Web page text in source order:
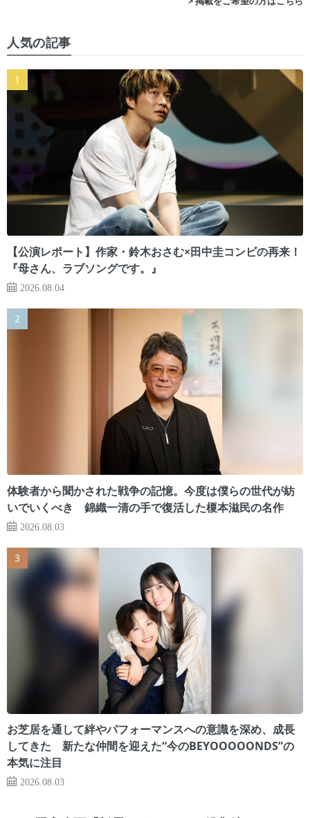
人気の記事
【公演レポート】作家・鈴木おさむ×田中圭コンビの再来！
『母さん、ラブソングです。』
2026.08.04
体験者から聞かされた戦争の記憶。今度は僕らの世代が紡
いでいくべき 錦織一清の手で復活した榎本滋民の名作
2026.08.03
お芝居を通して絆やパフォーマンスへの意識を深め、成長
してきた 新たな仲間を迎えた“今のBEYOOOOONDS”の
本気に注目
2026.08.03